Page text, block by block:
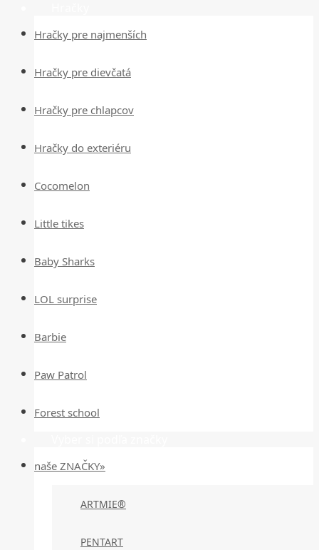
Hračky pre najmenších
Hračky pre dievčatá
Hračky pre chlapcov
Hračky do exteriéru
Cocomelon
Little tikes
Baby Sharks
LOL surprise
Barbie
Paw Patrol
Forest school
naše ZNAČKY»
ARTMIE®
PENTART